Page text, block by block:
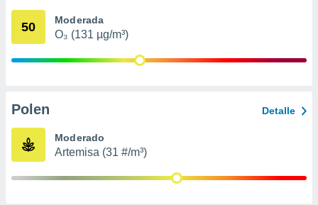
mediante
publicidad
de
50 Moderada
O₃ (131 µg/m³)
Polen Detalle
Moderado
Artemisa (31 #/m³)